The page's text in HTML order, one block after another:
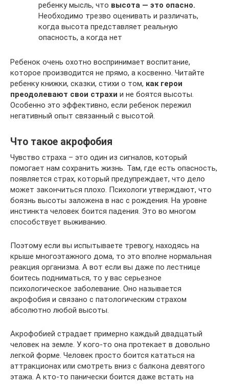
ребенку мысль, что высота — это опасно.
Необходимо трезво оценивать и различать,
когда высота представляет реальную
опасность, а когда нет
Ребенок очень охотно воспринимает воспитание,
которое производится не прямо, а косвенно. Читайте
ребенку книжки, сказки, стихи о том, как герои
преодолевают свои страхи и не боятся высоты.
Особенно это эффективно, если ребенок пережил
негативный опыт связанный с высотой.
Что такое акрофобия
Чувство страха – это один из сигналов, который
помогает нам сохранить жизнь. Там, где есть опасность,
появляется страх, который предупреждает, что дело
может закончиться плохо. Психологи утверждают, что
боязнь высоты заложена в нас с рождения. На уровне
инстинкта человек боится падения. Это во многом
способствует выживанию.
Поэтому если вы испытываете тревогу, находясь на
крыше многоэтажного дома, то это вполне нормальная
реакция организма. А вот если вы даже по лестнице
боитесь подниматься, то у вас серьезное
психологическое заболевание. Оно называется
акрофобия и связано с патологическим страхом
абсолютно любой высоты.
Акрофобией страдает примерно каждый двадцатый
человек на земле. У кого-то она протекает в довольно
легкой форме. Человек просто боится кататься на
аттракционах или смотреть вниз с балкона девятого
этажа. А кто-то панически боится даже встать на